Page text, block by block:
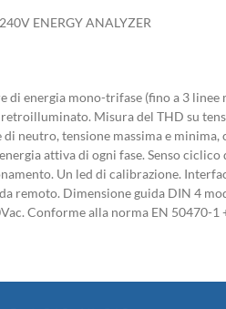
ENERGY ANALYZER
di energia mono-trifase (fino a 3 linee
Misura del THD su
neutro, tensione massima e minima,
attiva di ogni fase. Senso ciclico
Un led di calibrazione.
remoto. Dimensione guida DIN 4
Conforme alla norma EN 50470-1